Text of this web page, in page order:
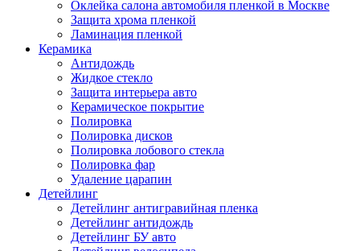
Оклейка салона автомобиля пленкой в Москве
Защита хрома пленкой
Ламинация пленкой
Керамика
Антидождь
Жидкое стекло
Защита интерьера авто
Керамическое покрытие
Полировка
Полировка дисков
Полировка лобового стекла
Полировка фар
Удаление царапин
Детейлинг
Детейлинг антигравийная пленка
Детейлинг антидождь
Детейлинг БУ авто